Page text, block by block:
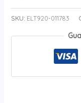
SKU: ELT920-011783